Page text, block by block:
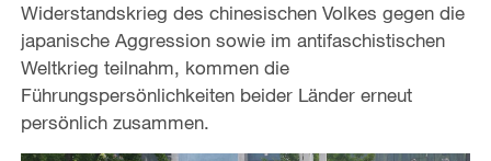
Widerstandskrieg des chinesischen Volkes gegen die
japanische Aggression sowie im antifaschistischen
Weltkrieg teilnahm, kommen die
Führungspersönlichkeiten beider Länder erneut
persönlich zusammen.